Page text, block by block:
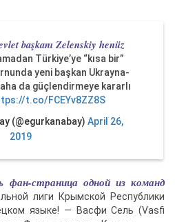
başkanı Zelenskiy henüz
Türkiye’ye “kısa bir”
yeni başkan Ukrayna-
da güçlendirmeye kararlı
t.co/FCEYv8ZZ8S
(@egurkanabay) April 26,
2019
фан-страница одной из команд
лиги Крымской Республики
языке! — Васфи Сель (Vasfi